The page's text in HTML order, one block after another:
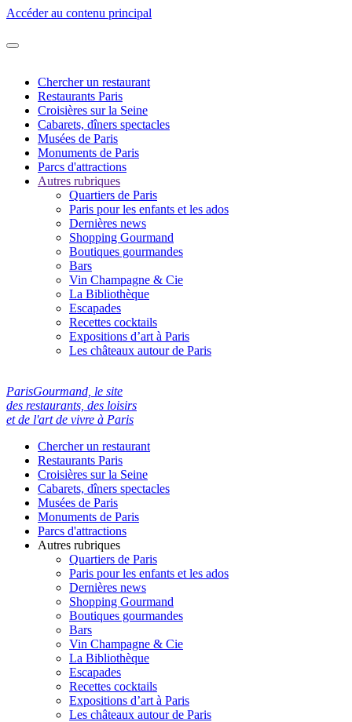
Accéder au contenu principal
Chercher un restaurant
Restaurants Paris
Croisières sur la Seine
Cabarets, dîners spectacles
Musées de Paris
Monuments de Paris
Parcs d'attractions
Autres rubriques
Quartiers de Paris
Paris pour les enfants et les ados
Dernières news
Shopping Gourmand
Boutiques gourmandes
Bars
Vin Champagne & Cie
La Bibliothèque
Escapades
Recettes cocktails
Expositions d’art à Paris
Les châteaux autour de Paris
ParisGourmand, le site
des restaurants, des loisirs
et de l'art de vivre à Paris
Chercher un restaurant
Restaurants Paris
Croisières sur la Seine
Cabarets, dîners spectacles
Musées de Paris
Monuments de Paris
Parcs d'attractions
Autres rubriques
Quartiers de Paris
Paris pour les enfants et les ados
Dernières news
Shopping Gourmand
Boutiques gourmandes
Bars
Vin Champagne & Cie
La Bibliothèque
Escapades
Recettes cocktails
Expositions d’art à Paris
Les châteaux autour de Paris